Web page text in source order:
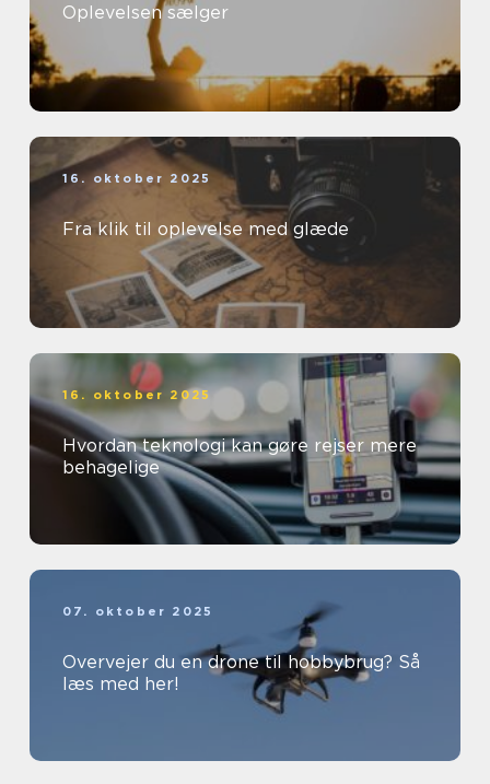
Oplevelsen sælger
16. oktober 2025
Fra klik til oplevelse med glæde
16. oktober 2025
Hvordan teknologi kan gøre rejser mere
behagelige
07. oktober 2025
Overvejer du en drone til hobbybrug? Så
læs med her!